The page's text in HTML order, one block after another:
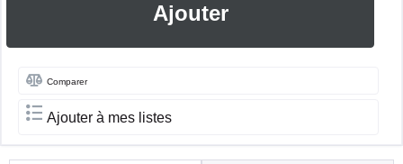
Ajouter
Comparer
Ajouter à mes listes